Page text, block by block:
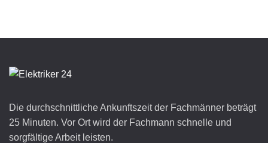
Die durchschnittliche Ankunftszeit der Fachmänner beträgt
25 Minuten. Vor Ort wird der Fachmann schnelle und
sorgfältige Arbeit leisten.